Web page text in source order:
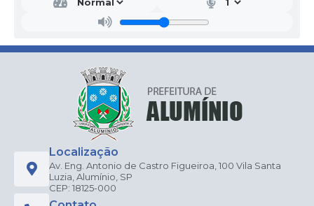
Localização
Av. Eng. Antonio de Castro Figueiroa, 100 Vila Santa
Luzia, Alumínio, SP
CEP: 18125-000